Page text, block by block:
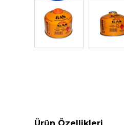
Ürün Özellikleri